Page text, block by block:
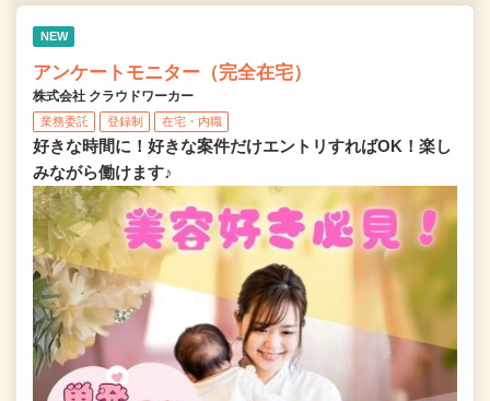
NEW
アンケートモニター（完全在宅）
株式会社 クラウドワーカー
業務委託 登録制 在宅・内職
好きな時間に！好きな案件だけエントリすればOK！楽し
みながら働けます♪